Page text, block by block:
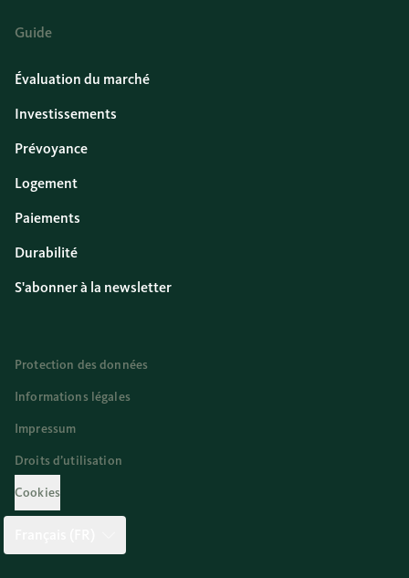
Guide
Évaluation du marché
Investissements
Prévoyance
Logement
Paiements
Durabilité
S'abonner à la newsletter
Protection des données
Informations légales
Impressum
Droits d’utilisation
Cookies